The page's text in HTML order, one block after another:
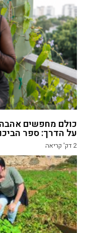
כולם מחפשים
על הדרך: ספר
2דק' קריאה